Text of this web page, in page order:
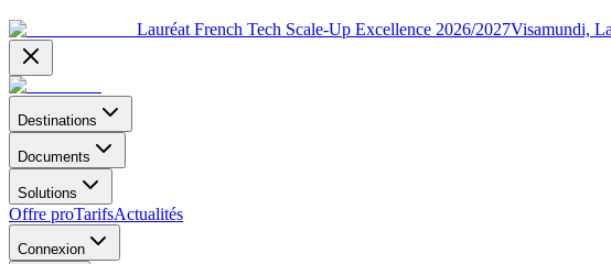
Lauréat French Tech Scale-Up Excellence 2026/2027Visamundi,
Destinations
Documents
Solutions
Offre proTarifsActualités
Connexion